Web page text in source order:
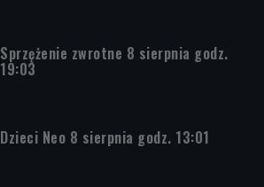
Sprzężenie zwrotne 8 sierpnia godz.
19:03
Dzieci Neo 8 sierpnia godz. 13:01